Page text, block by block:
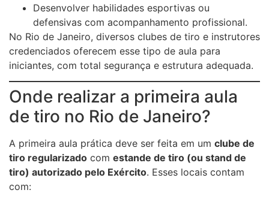
Desenvolver habilidades esportivas ou
defensivas com acompanhamento profissional.
No Rio de Janeiro, diversos clubes de tiro e instrutores
credenciados oferecem esse tipo de aula para
iniciantes, com total segurança e estrutura adequada.
Onde realizar a primeira aula
de tiro no Rio de Janeiro?
A primeira aula prática deve ser feita em um clube de
tiro regularizado com estande de tiro (ou stand de
tiro) autorizado pelo Exército. Esses locais contam
com: